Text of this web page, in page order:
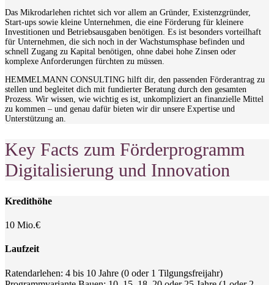
Das Mikrodarlehen richtet sich vor allem an Gründer, Existenzgründer,
Start-ups sowie kleine Unternehmen, die eine Förderung für kleinere
Investitionen und Betriebsausgaben benötigen. Es ist besonders vorteilhaft
für Unternehmen, die sich noch in der Wachstumsphase befinden und
schnell Zugang zu Kapital benötigen, ohne dabei hohe Zinsen oder
komplexe Anforderungen fürchten zu müssen.
HEMMELMANN CONSULTING hilft dir, den passenden Förderantrag zu
stellen und begleitet dich mit fundierter Beratung durch den gesamten
Prozess. Wir wissen, wie wichtig es ist, unkompliziert an finanzielle Mittel
zu kommen – und genau dafür bieten wir dir unsere Expertise und
Unterstützung an.
Key Facts zum Förderprogramm
Digitalisierung und Innovation
Kredithöhe
10 Mio.€
Laufzeit
Ratendarlehen: 4 bis 10 Jahre (0 oder 1 Tilgungsfreijahr)